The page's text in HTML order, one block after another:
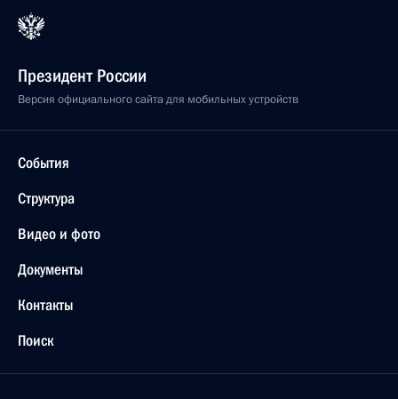
Президент России
Версия официального сайта для мобильных устройств
События
Структура
Видео и фото
Документы
Контакты
Поиск